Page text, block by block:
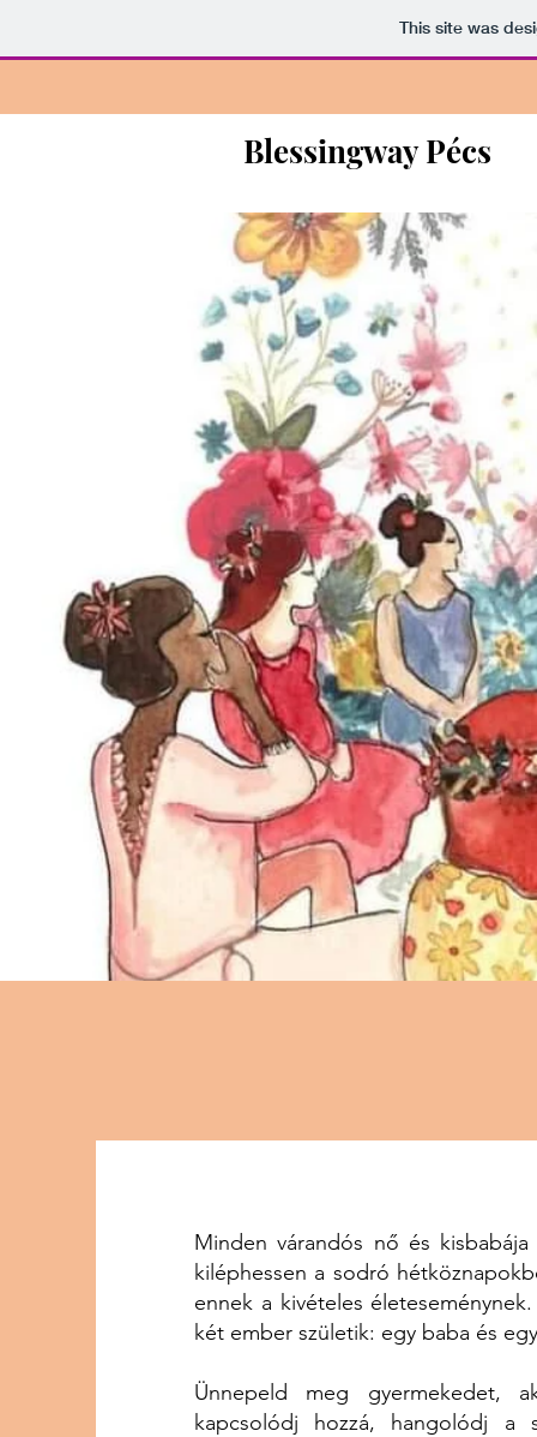
This site was
Blessingway Pécs
Minden várandós nő és
kiléphessen a sodró
ennek a kivételes
két ember születik: egy baba és
Ünnepeld meg gyermekedet,
kapcsolódj hozzá, hangolódj a